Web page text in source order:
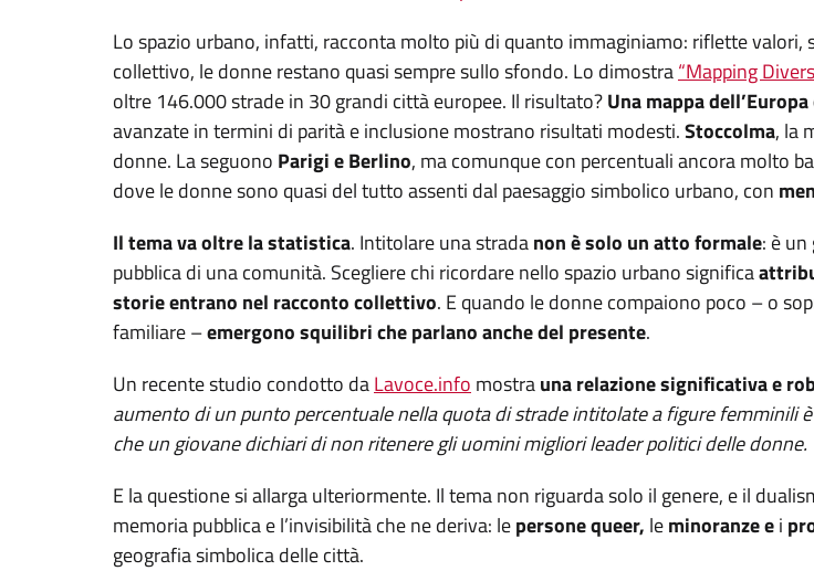
Lo spazio urbano, infatti, racconta molto più di quanto immaginiamo: riflette
collettivo, le donne restano quasi sempre sullo sfondo. Lo dimostra“Mapping
oltre 146.000 stradein 30 grandi città europee. Il risultato?Una mappa
avanzate in termini di parità e inclusione mostrano risultati modesti.Stoccolma, la
donne. La seguono Parigi e Berlino, ma comunque con percentuali ancora molto
dove le donne sono quasi del tutto assenti dal paesaggio simbolico urbano, con
Il tema va oltre la statistica. Intitolare una stradanon è solo un atto formale: è
pubblica di una comunità. Scegliere chi ricordare nello spazio urbano significa
storie entrano nel racconto collettivo. E quando le donne compaiono poco – o
familiare –emergono squilibri che parlano anche del presente.
Un recente studio condotto daLavoce.info mostrauna relazione significativa e
aumento di un punto percentuale nella quota di strade intitolate a figure femminili
che un giovane dichiari di non ritenere gli uomini migliori leader politici delle donne.
E la questione si allarga ulteriormente. Il tema non riguarda solo il genere, e il
memoria pubblica e l’invisibilità che ne deriva: lepersone queer, leminoranze ei
geografia simbolica delle città.